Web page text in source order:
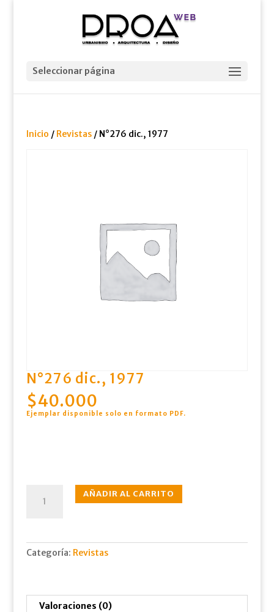
Seleccionar página
Inicio / Revistas/ N°276 dic., 1977
N°276 dic., 1977
$40.000
Ejemplar disponible solo en formato PDF.
dic.,
AÑADIR AL CARRITO
Categoría: Revistas
Valoraciones (0)